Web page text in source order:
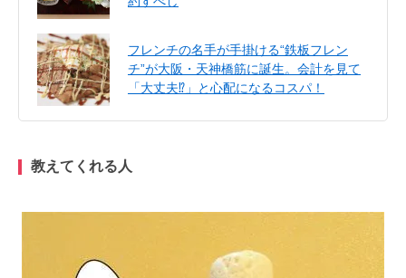
フレンチの名手が手掛ける“鉄板フレン
チ”が大阪・天神橋筋に誕生。会計を見て
「大丈夫⁉」と心配になるコスパ！
教えてくれる人